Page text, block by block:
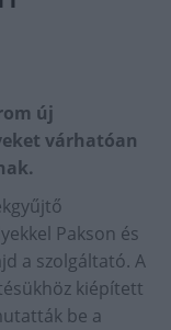
új
várhatóan
Pakson és
a szolgáltató. A
kiépített
be a